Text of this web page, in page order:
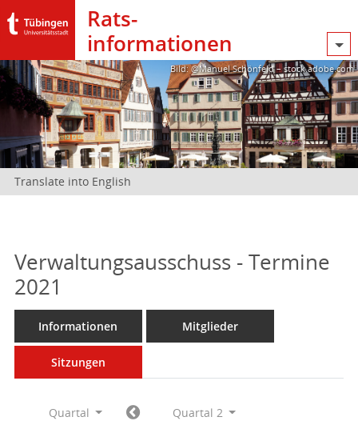
Rats­
informationen
Bild: @Manuel Schönfeld – stock.adobe.com
Translate into English
Verwaltungsausschuss - Termine
2021
Informationen Mitglieder
Sitzungen
Quartal
Quartal 2